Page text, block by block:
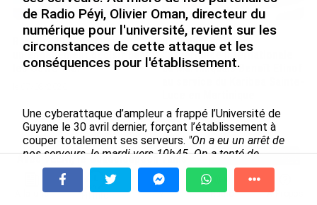
Rapport 2025 de l’Ifremer :
un engagement décisif dans
les Outre-mer
De Messi à Trump :
l’expérience internationale
du Martiniquais Benoît Etinof
le 07/08/2026
Avec VEENI, le Guadeloupéen Yanis
Foy entend participer au
développement tourist...
À la une Tv Radio A Propos
de Radio Péyi, Olivier Oman, directeur du
numérique pour l'université, revient sur les
circonstances de cette attaque et les
conséquences pour l'établissement.
Une cyberattaque d’ampleur a frappé l’Université de
Guyane le 30 avril dernier, forçant l’établissement à
couper totalement ses serveurs. "On a eu un arrêt de
nos serveurs, le mardi vers 10h45. On a tenté de
relancer ces systèmes, qui n’ont pas pu démarrer. On a
fait intervenir une autre équipe, qui a investigué sur les
serveurs, et qui a constaté qu’ils ne démarraient pas